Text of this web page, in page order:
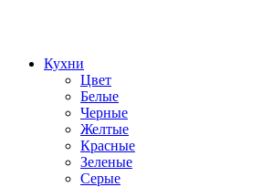
Кухни
Цвет
Белые
Черные
Желтые
Красные
Зеленые
Серые